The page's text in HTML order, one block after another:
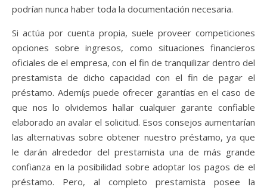
podrían nunca haber toda la documentación necesaria.
Si actúa por cuenta propia, suele proveer competiciones
opciones sobre ingresos, como situaciones financieros
oficiales de el empresa, con el fin de tranquilizar dentro del
prestamista de dicho capacidad con el fin de pagar el
préstamo. Ademí¡s puede ofrecer garantías en el caso de
que nos lo olvidemos hallar cualquier garante confiable
elaborado an avalar el solicitud. Esos consejos aumentarían
las alternativas sobre obtener nuestro préstamo, ya que
le darán alrededor del prestamista una de más grande
confianza en la posibilidad sobre adoptar los pagos de el
préstamo. Pero, al completo prestamista posee la